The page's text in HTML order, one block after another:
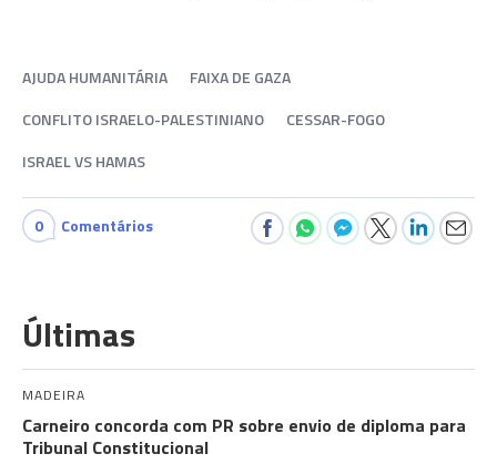
AJUDA HUMANITÁRIA
FAIXA DE GAZA
CONFLITO ISRAELO-PALESTINIANO
CESSAR-FOGO
ISRAEL VS HAMAS
0 Comentários
Últimas
MADEIRA
Carneiro concorda com PR sobre envio de diploma para
Tribunal Constitucional